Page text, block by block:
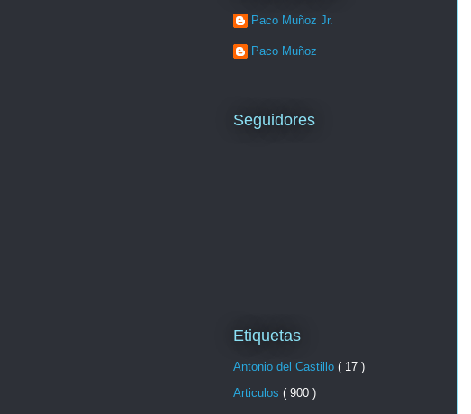
Paco Muñoz Jr.
Paco Muñoz
Seguidores
Etiquetas
Antonio del Castillo ( 17 )
Articulos ( 900 )